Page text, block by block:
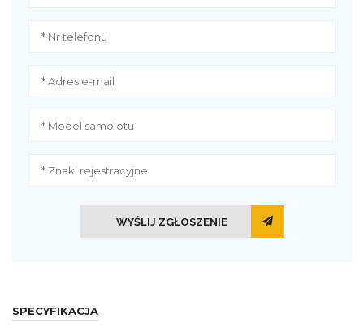
WYŚLIJ ZGŁOSZENIE
SPECYFIKACJA